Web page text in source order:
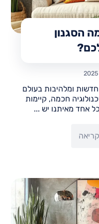
2025 – מה הסגנון
חדשות ומלהיבות בעולם
חכמה, קיימות
אחד מאיתנו יש ...